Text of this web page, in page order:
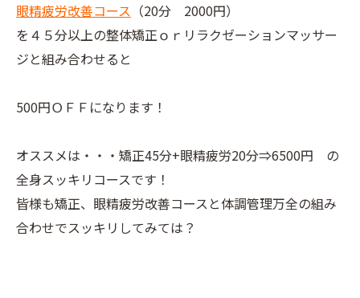
眼精疲労改善コース （20分 2000円）
を４５分以上の整体矯正ｏｒリラクゼーションマッサー
ジと組み合わせると
500円ＯＦＦになります！
オススメは・・・矯正45分+眼精疲労20分⇒6500円 の
全身スッキリコースです！
皆様も矯正、眼精疲労改善コースと体調管理万全の組み
合わせでスッキリしてみては？